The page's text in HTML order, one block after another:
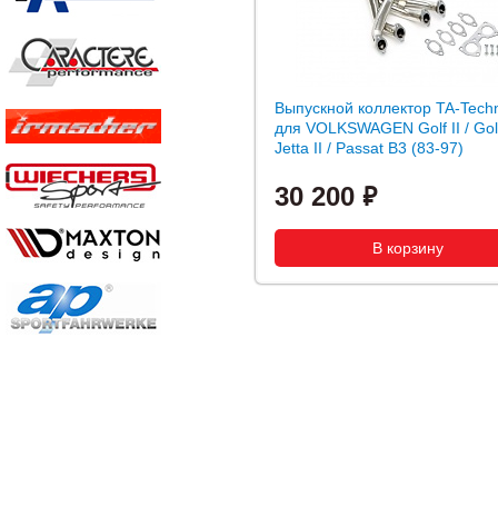
Выпускной коллектор TA-
для VOLKSWAGEN Golf II /
Jetta II / Passat B3 (83-97)
30 200